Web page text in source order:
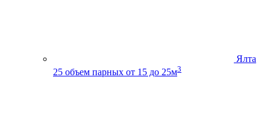
Ялта
25 объем парных от 15 до 25м3